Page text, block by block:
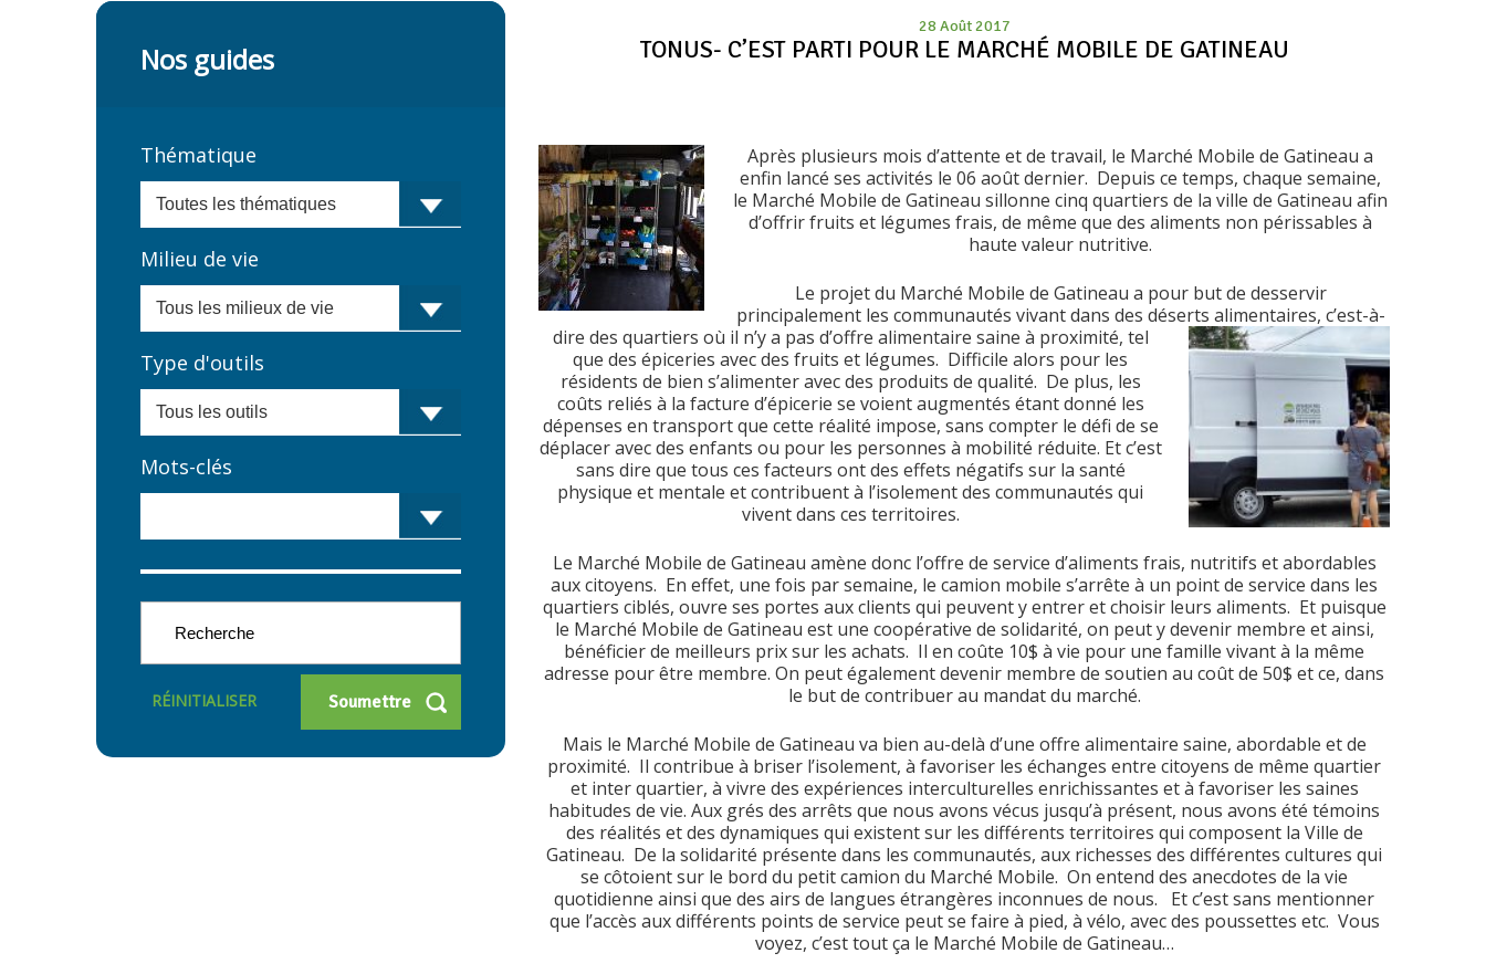
Nos guides
Thématique
Milieu de vie
Type d'outils
Mots-clés
RÉINITIALISER
28 Août 2017
TONUS- C’EST PARTI POUR LE MARCHÉ MOBILE DE GATINEAU
Après plusieurs mois d’attente et de travail, le Marché Mobile de Gatineau a
enfin lancé ses activités le 06 août dernier. Depuis ce temps, chaque semaine,
le Marché Mobile de Gatineau sillonne cinq quartiers de la ville de Gatineau afin
d’offrir fruits et légumes frais, de même que des aliments non périssables à
haute valeur nutritive.
Le projet du Marché Mobile de Gatineau a pour but de desservir
principalement les communautés vivant dans des déserts alimentaires, c’est-à-
dire des quartiers où il n’y a pas d’offre alimentaire saine à proximité, tel
que des épiceries avec des fruits et légumes. Difficile alors pour les
résidents de bien s’alimenter avec des produits de qualité. De plus, les
coûts reliés à la facture d’épicerie se voient augmentés étant donné les
dépenses en transport que cette réalité impose, sans compter le défi de se
déplacer avec des enfants ou pour les personnes à mobilité réduite. Et c’est
sans dire que tous ces facteurs ont des effets négatifs sur la santé
physique et mentale et contribuent à l’isolement des communautés qui
vivent dans ces territoires.
Le Marché Mobile de Gatineau amène donc l’offre de service d’aliments frais, nutritifs et abordables
aux citoyens. En effet, une fois par semaine, le camion mobile s’arrête à un point de service dans les
quartiers ciblés, ouvre ses portes aux clients qui peuvent y entrer et choisir leurs aliments. Et puisque
le Marché Mobile de Gatineau est une coopérative de solidarité, on peut y devenir membre et ainsi,
bénéficier de meilleurs prix sur les achats. Il en coûte 10$ à vie pour une famille vivant à la même
adresse pour être membre. On peut également devenir membre de soutien au coût de 50$ et ce, dans
le but de contribuer au mandat du marché.
Mais le Marché Mobile de Gatineau va bien au-delà d’une offre alimentaire saine, abordable et de
proximité. Il contribue à briser l’isolement, à favoriser les échanges entre citoyens de même quartier
et inter quartier, à vivre des expériences interculturelles enrichissantes et à favoriser les saines
habitudes de vie. Aux grés des arrêts que nous avons vécus jusqu’à présent, nous avons été témoins
des réalités et des dynamiques qui existent sur les différents territoires qui composent la Ville de
Gatineau. De la solidarité présente dans les communautés, aux richesses des différentes cultures qui
se côtoient sur le bord du petit camion du Marché Mobile. On entend des anecdotes de la vie
quotidienne ainsi que des airs de langues étrangères inconnues de nous. Et c’est sans mentionner
que l’accès aux différents points de service peut se faire à pied, à vélo, avec des poussettes etc. Vous
voyez, c’est tout ça le Marché Mobile de Gatineau…